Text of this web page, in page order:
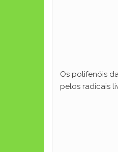
Os polifenóis
pelos radicais